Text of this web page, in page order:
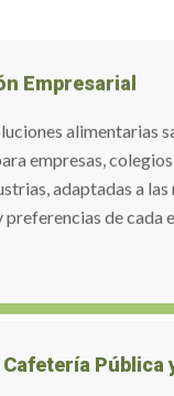
Empresarial
alimentarias
empresas,
adaptadas a las
de cada
Pública